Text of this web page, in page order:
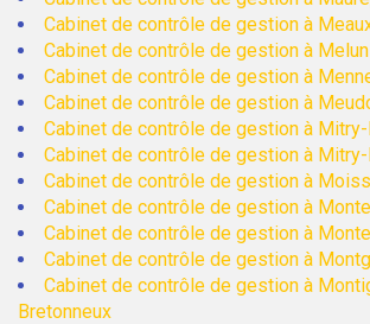
Cabinet de contrôle de gestion à
Cabinet de contrôle de gestion à Melun
Cabinet de contrôle de gestion à
Cabinet de contrôle de gestion à
Cabinet de contrôle de gestion à
Cabinet de contrôle de gestion à
Cabinet de contrôle de gestion à
Cabinet de contrôle de gestion à
Cabinet de contrôle de gestion à
Cabinet de contrôle de gestion à
Cabinet de contrôle de gestion à
Bretonneux